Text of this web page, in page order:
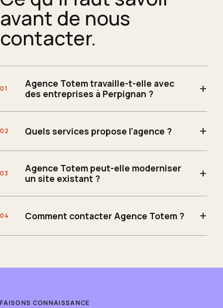
avant de nous
contacter.
Agence Totem travaille-t-elle avec
des entreprises à Perpignan ?
Quels services propose l’agence ?
Agence Totem peut-elle moderniser
un site existant ?
Comment contacter Agence Totem ?
FAISONS CONNAISSANCE